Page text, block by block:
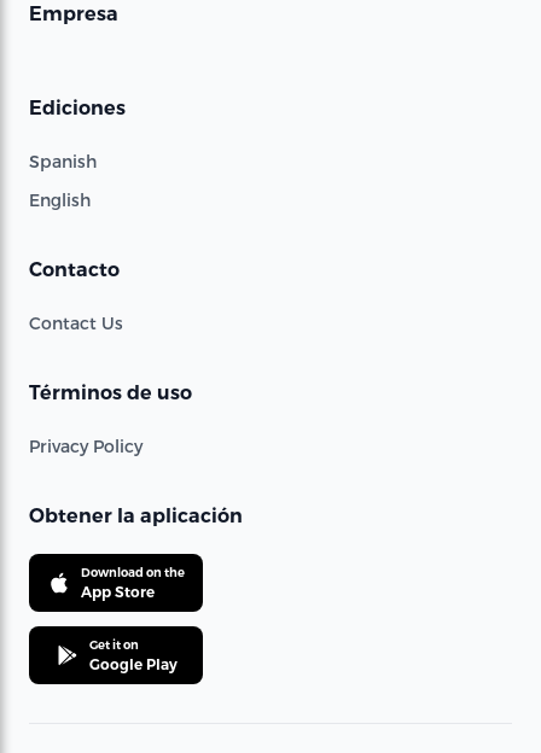
Empresa
Ediciones
Spanish
English
Contacto
Contact Us
Términos de uso
Privacy Policy
Obtener la aplicación
Download on the
App Store
Get it on
Google Play